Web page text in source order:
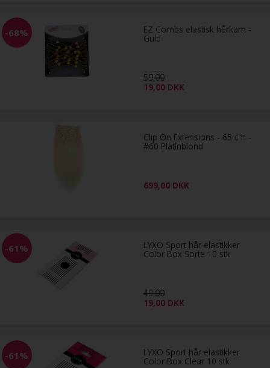
-68% EZ Combs elastisk hårkam -
Guld
59,00
19,00 DKK
Clip On Extensions - 65 cm -
#60 Platinblond
699,00 DKK
-61% LYXO Sport hår elastikker
Color Box Sorte 10 stk
49,00
19,00 DKK
-61% LYXO Sport hår elastikker
Color Box Clear 10 stk